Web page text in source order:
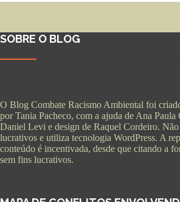
SOBRE O BLOG
O Blog Combate Racismo Ambiental foi
por Tania Pacheco, com a ajuda de Ana Paula
Daniel Levi e design de Raquel Cordeiro.
lucrativos e utiliza tecnologia WordPress. A
conteúdo é incentivada, desde que citando a
sem fins lucrativos.